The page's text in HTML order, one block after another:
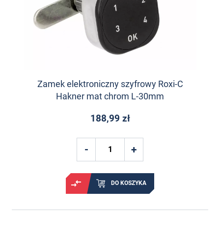
Zamek elektroniczny szyfrowy Roxi-C
Hakner mat chrom L-30mm
188,99 zł
DO KOSZYKA